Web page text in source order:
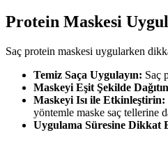
Protein Maskesi
Saç protein maskesi uygularken
Temiz Saça Uygulayın: Saç
Maskeyi Eşit Şekilde
Maskeyi Isı ile Etkinleştirin:
yöntemle maske saç tellerine
Uygulama Süresine Dikkat